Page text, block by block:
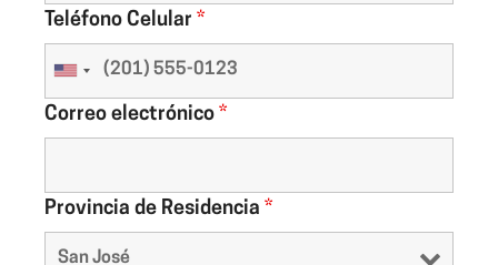
Teléfono Celular *
Correo electrónico *
Provincia de Residencia *